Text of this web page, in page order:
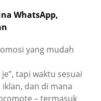
WhatsApp,
yang mudah
tapi waktu sesuai
dan di mana
– termasuk